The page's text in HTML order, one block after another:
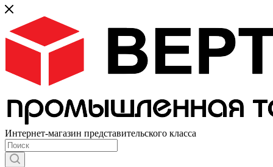
Интернет-магазин представительского класса